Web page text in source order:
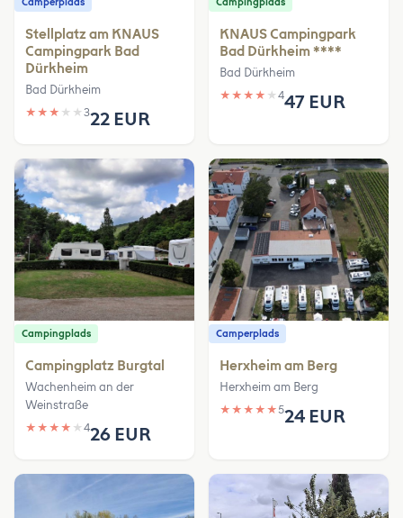
Stellplatz am KNAUS
Campingpark Bad
Dürkheim
Bad Dürkheim
★ ★ ★ ★ ★ 322 EUR
KNAUS Campingpark
Bad Dürkheim ****
Bad Dürkheim
★ ★ ★ ★ ★ 447 EUR
Campingplads
Campingplatz Burgtal
Wachenheim an der
Weinstraße
★ ★ ★ ★ ★ 426 EUR
Camperplads
Herxheim am Berg
Herxheim am Berg
★ ★ ★ ★ ★524 EUR